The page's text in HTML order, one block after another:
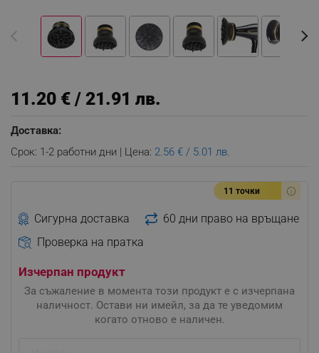
11.20 € / 21.91 лв.
Доставка:
Срок: 1-2 работни дни | Цена: 2.56 € / 5.01 лв.
11 точки
Сигурна доставка
60 дни право на връщане
Проверка на пратка
Изчерпан продукт
За съжаление в момента този продукт е с изчерпана
наличност. Остави ни имейл, за да те уведомим
когато отново е наличен.